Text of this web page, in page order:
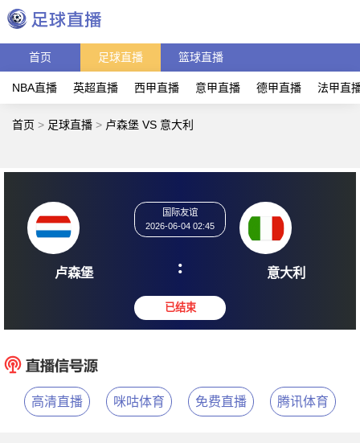
首页 足球直播 篮球直播
NBA直播 英超直播 西甲直播 意甲直播 德甲直播 法甲直
首页 > 足球直播 > 卢森堡 VS 意大利
卢森堡
2026-06-04 02:45
: 意
高清直播 咪咕体育 免费直播 腾讯体育